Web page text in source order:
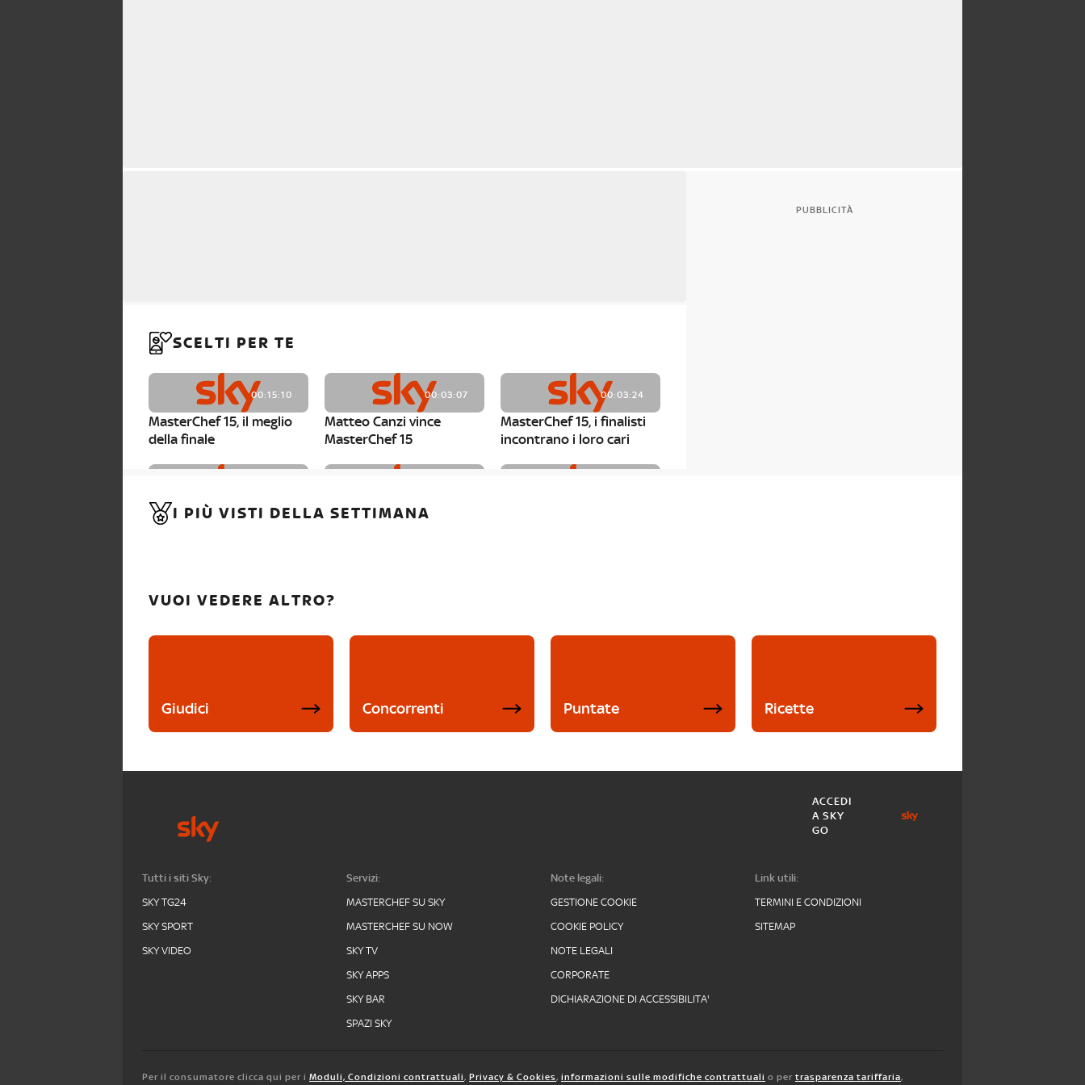
SCELTI PER TE
00:15:10
MasterChef 15, il meglio
della finale
00:03:07
Matteo Canzi vince
MasterChef 15
00:03:24
MasterChef 15, i finalisti
incontrano i loro cari
MasterChef 15, Carlotta è
MasterChef 15, Matteo
PUBBLICITÀ
I PIÙ VISTI DELLA SETTIMANA
VUOI VEDERE ALTRO?
Giudici Concorrenti Puntate Ricette
ACCEDI
A SKY
GO
Tutti i siti Sky:
SKY TG24
SKY SPORT
SKY VIDEO
Servizi:
MASTERCHEF SU SKY
MASTERCHEF SU NOW
SKY TV
SKY APPS
SKY BAR
SPAZI SKY
Note legali:
GESTIONE COOKIE
COOKIE POLICY
NOTE LEGALI
CORPORATE
DICHIARAZIONE DI ACCESSIBILITA'
Link utili:
TERMINI E CONDIZIONI
SITEMAP
Per il consumatore clicca qui per i Moduli, Condizioni contrattuali, Privacy & Cookies, informazioni sulle modifiche contrattuali o per trasparenza tariffaria,